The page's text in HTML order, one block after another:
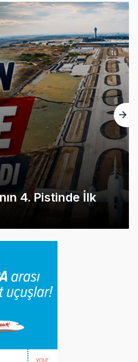
4. Pistinde İlk